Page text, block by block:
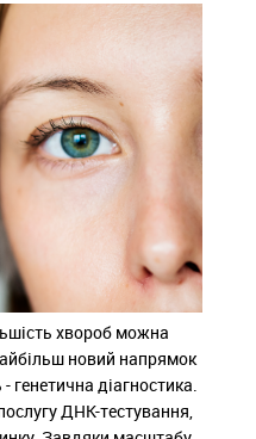
хвороб можна
новий напрямок
генетична діагностика.
ДНК-тестування,